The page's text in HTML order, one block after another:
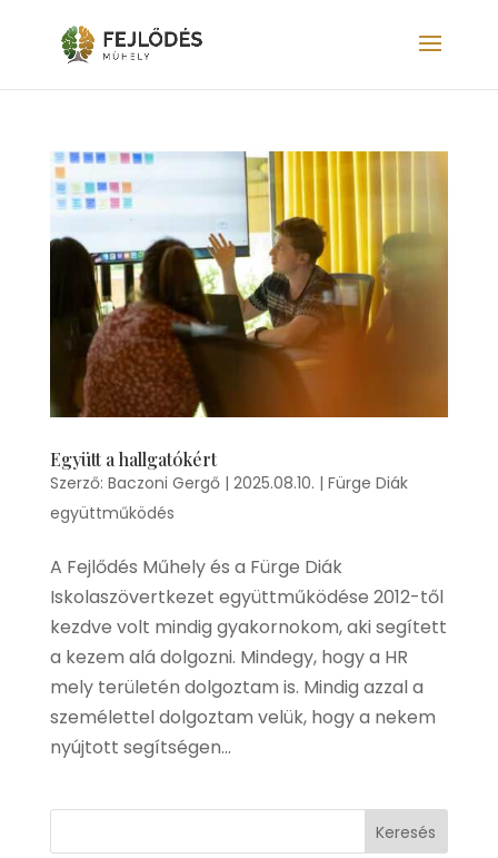
Együtt a hallgatókért
Szerző: Baczoni Gergő| 2025.08.10. | Fürge Diák
együttműködés
A Fejlődés Műhely és a Fürge Diák
Iskolaszövertkezet együttműködése 2012-től
kezdve volt mindig gyakornokom, aki segített
a kezem alá dolgozni. Mindegy, hogy a HR
mely területén dolgoztam is. Mindig azzal a
személettel dolgoztam velük, hogy a nekem
nyújtott segítségen...
Keresés